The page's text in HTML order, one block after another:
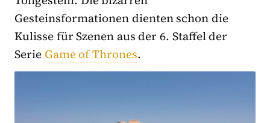
Gesteinsformationen dienten schon die
Kulisse für Szenen aus der 6. Staffel der
Serie Game of Thrones.